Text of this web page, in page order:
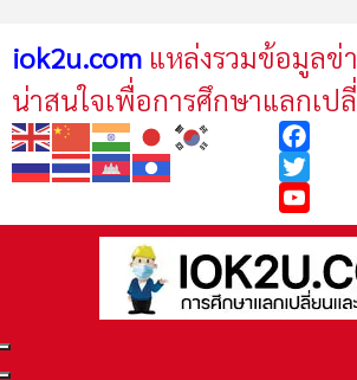
iok2u.com แหล่งรวมข้อมูลข่า
น่าสนใจเพื่อการศึกษาแลกเป
Facebook
Twitter
YouTube